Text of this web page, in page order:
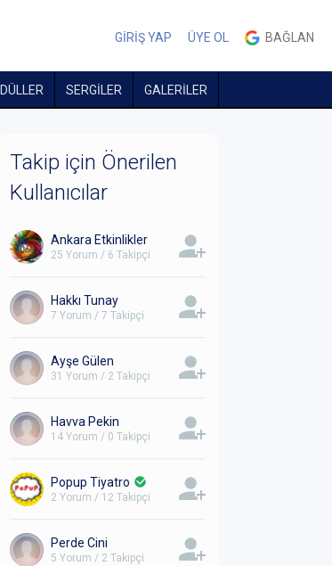
GİRİŞ YAP ÜYE OL BAĞLAN
SERGİLER GALERİLER
Takip için Önerilen
Kullanıcılar
Ankara Etkinlikler
25 Yorum / 6 Takipçi
Hakkı Tunay
7 Yorum / 7 Takipçi
Ayşe Gülen
31 Yorum / 2 Takipçi
Havva Pekin
14 Yorum / 0 Takipçi
Popup Tiyatro
2 Yorum / 12 Takipçi
Perde Cini
5 Yorum / 2 Takipçi